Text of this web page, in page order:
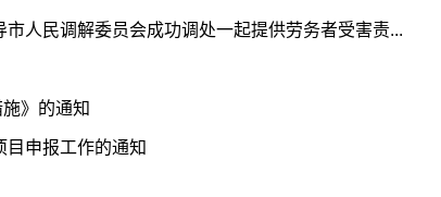
人民调解委员会成功调处一起提供劳务者受害责...
》的通知
申报工作的通知